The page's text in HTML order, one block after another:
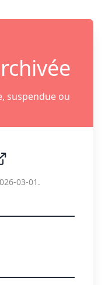
suspendue ou
03-01.